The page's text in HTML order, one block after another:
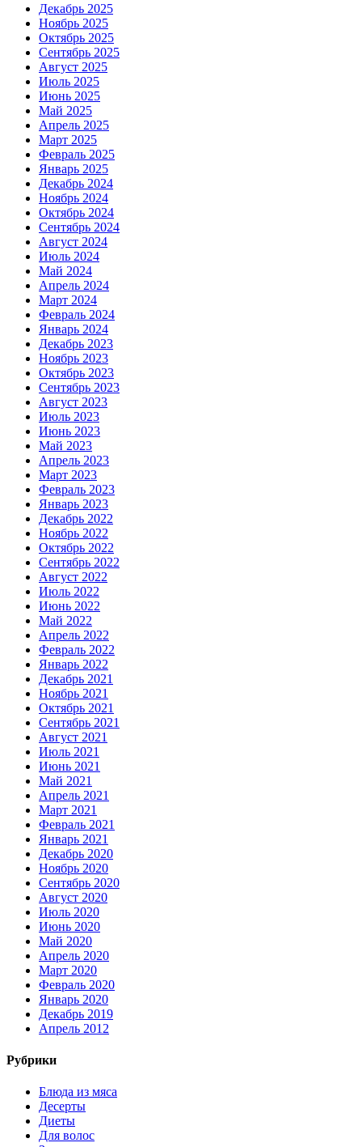
Декабрь 2025
Ноябрь 2025
Октябрь 2025
Сентябрь 2025
Август 2025
Июль 2025
Июнь 2025
Май 2025
Апрель 2025
Март 2025
Февраль 2025
Январь 2025
Декабрь 2024
Ноябрь 2024
Октябрь 2024
Сентябрь 2024
Август 2024
Июль 2024
Май 2024
Апрель 2024
Март 2024
Февраль 2024
Январь 2024
Декабрь 2023
Ноябрь 2023
Октябрь 2023
Сентябрь 2023
Август 2023
Июль 2023
Июнь 2023
Май 2023
Апрель 2023
Март 2023
Февраль 2023
Январь 2023
Декабрь 2022
Ноябрь 2022
Октябрь 2022
Сентябрь 2022
Август 2022
Июль 2022
Июнь 2022
Май 2022
Апрель 2022
Февраль 2022
Январь 2022
Декабрь 2021
Ноябрь 2021
Октябрь 2021
Сентябрь 2021
Август 2021
Июль 2021
Июнь 2021
Май 2021
Апрель 2021
Март 2021
Февраль 2021
Январь 2021
Декабрь 2020
Ноябрь 2020
Сентябрь 2020
Август 2020
Июль 2020
Июнь 2020
Май 2020
Апрель 2020
Март 2020
Февраль 2020
Январь 2020
Декабрь 2019
Апрель 2012
Рубрики
Блюда из мяса
Десерты
Диеты
Для волос